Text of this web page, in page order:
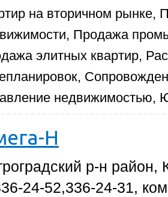
на вторичном рынке,
Продажа
элитных квартир,
недвижимостью,
Н
р-н район,
24-52,336-24-31,